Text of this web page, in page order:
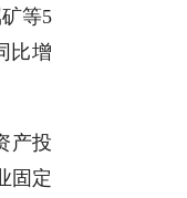
等5
比增
产投
固定